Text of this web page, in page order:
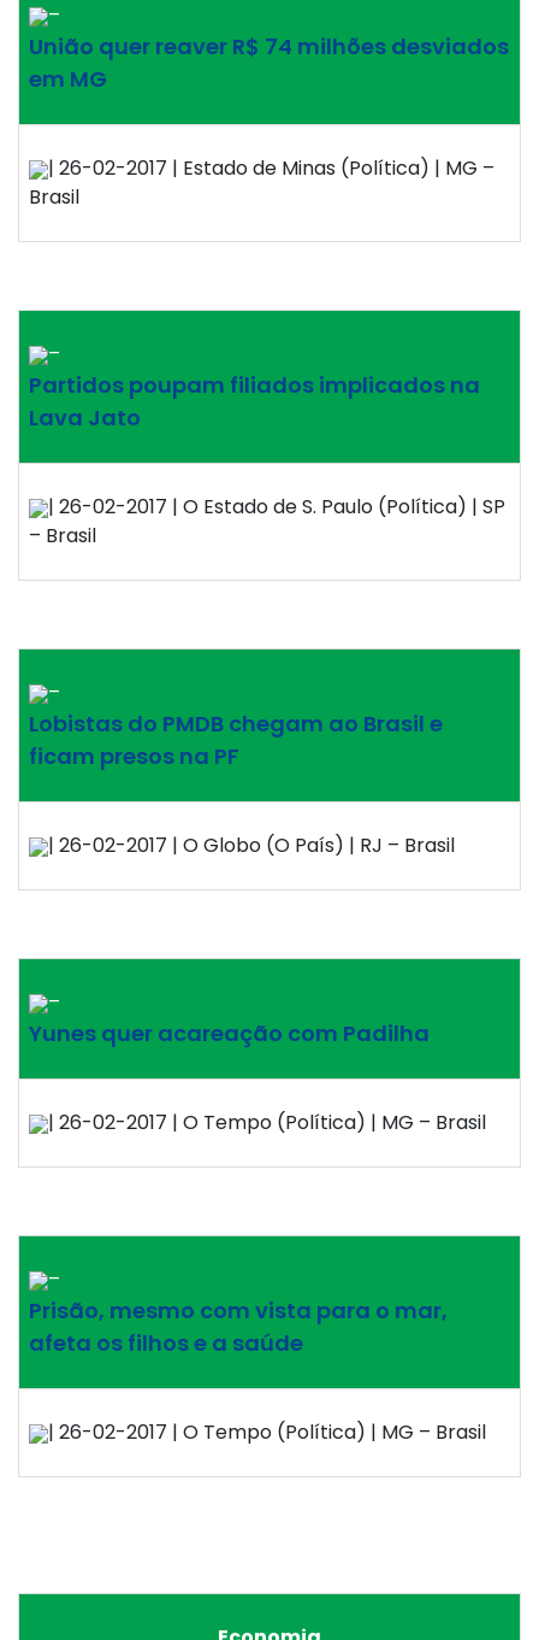
–
União quer reaver R$ 74 milhões desviados
em MG
| 26-02-2017 | Estado de Minas (Política) | MG –
Brasil
–
Partidos poupam filiados implicados na
Lava Jato
| 26-02-2017 | O Estado de S. Paulo (Política) | SP
– Brasil
–
Lobistas do PMDB chegam ao Brasil e
ficam presos na PF
| 26-02-2017 | O Globo (O País) | RJ – Brasil
–
Yunes quer acareação com Padilha
| 26-02-2017 | O Tempo (Política) | MG – Brasil
–
Prisão, mesmo com vista para o mar,
afeta os filhos e a saúde
| 26-02-2017 | O Tempo (Política) | MG – Brasil